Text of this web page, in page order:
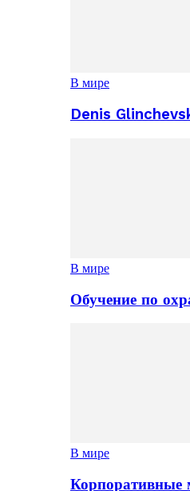
В мире
Denis
В мире
Обучение по
В мире
Корпоративные